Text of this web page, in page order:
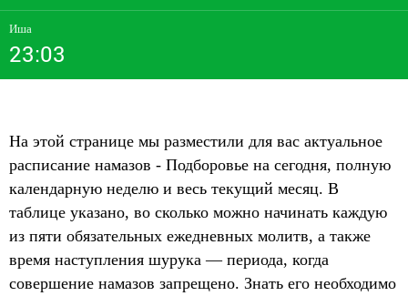
Иша
23:03
На этой странице мы разместили для вас актуальное
расписание намазов - Подборовье на сегодня, полную
календарную неделю и весь текущий месяц. В
таблице указано, во сколько можно начинать каждую
из пяти обязательных ежедневных молитв, а также
время наступления шурука — периода, когда
совершение намазов запрещено. Знать его необходимо